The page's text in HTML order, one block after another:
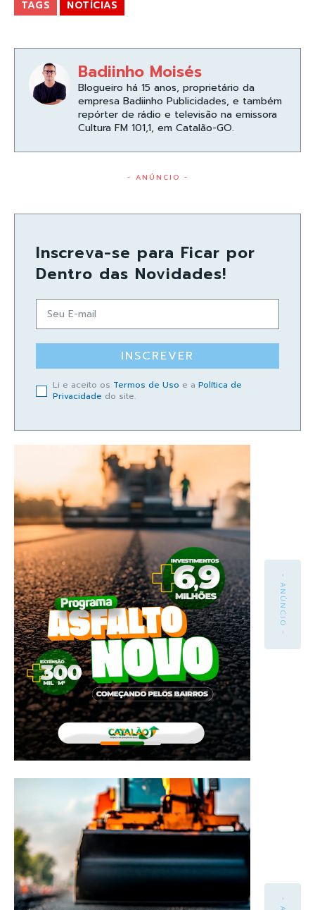
TAGS NOTÍCIAS
Badiinho Moisés
Blogueiro há 15 anos, proprietário da
empresa Badiinho Publicidades, e também
repórter de rádio e televisão na emissora
Cultura FM 101,1, em Catalão-GO.
- ANÚNCIO -
Inscreva-se para Ficar por
Dentro das Novidades!
INSCREVER
Li e aceito os Termos de Uso e a Política de
Privacidade do site.
- ANÚNCIO -